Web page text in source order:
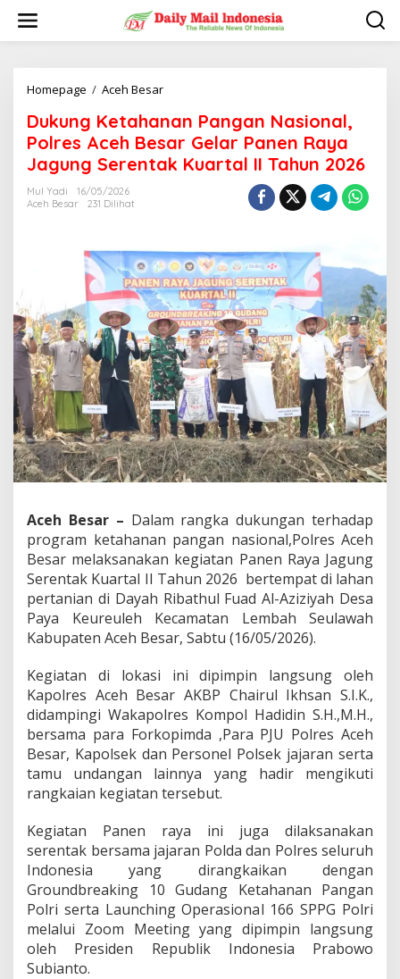
w
Homepage / Aceh Besar
k
u
n
g
h
a
n
a
n
P
a
n
g
a
n
N
a
s
i
a
l
,
P
o
l
r
e
e
h
B
e
s
a
r
e
l
a
P
a
n
n
Dukung Ketahanan Pangan Nasional,
Polres Aceh Besar Gelar Panen Raya
Jagung Serentak Kuartal II Tahun 2026
Mul Yadi
16/05/2026
Aceh Besar
231 Dilihat
Aceh Besar – Dalam rangka dukungan terhadap
program ketahanan pangan nasional,Polres Aceh
Besar melaksanakan kegiatan Panen Raya Jagung
Serentak Kuartal II Tahun 2026 bertempat di lahan
pertanian di Dayah Ribathul Fuad Al-Aziziyah Desa
Paya Keureuleh Kecamatan Lembah Seulawah
Kabupaten Aceh Besar, Sabtu (16/05/2026).
Kegiatan di lokasi ini dipimpin langsung oleh
Kapolres Aceh Besar AKBP Chairul Ikhsan S.I.K.,
didampingi Wakapolres Kompol Hadidin S.H.,M.H.,
bersama para Forkopimda ,Para PJU Polres Aceh
Besar, Kapolsek dan Personel Polsek jajaran serta
tamu undangan lainnya yang hadir mengikuti
rangkaian kegiatan tersebut.
Kegiatan Panen raya ini juga dilaksanakan
serentak bersama jajaran Polda dan Polres seluruh
Indonesia yang dirangkaikan dengan
Groundbreaking 10 Gudang Ketahanan Pangan
Polri serta Launching Operasional 166 SPPG Polri
melalui Zoom Meeting yang dipimpin langsung
oleh Presiden Republik Indonesia Prabowo
Subianto.